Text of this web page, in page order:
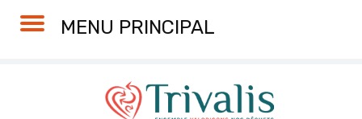
MENU PRINCIPAL